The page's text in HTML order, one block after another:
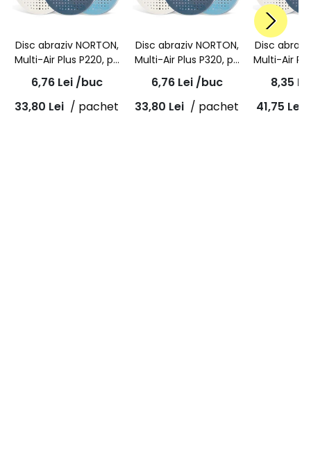
Disc abraziv NORTON,
Multi-Air Plus P220, pe
burete, rosu, A975,
150mm
6,76 Lei /buc
33,80 Lei / pachet
Disc abraziv NORTON,
Multi-Air Plus P320, pe
burete, portocaliu,
A975, 150mm
6,76 Lei /buc
33,80 Lei / pachet
Disc
Multi-Air
8,35
41,75 Lei